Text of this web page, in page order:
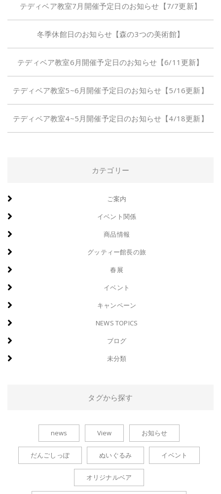
テディベア教室7月開催予定日のお知らせ【7/7更新】
冬季休館日のお知らせ【森の3つの美術館】
テディベア教室6月開催予定日のお知らせ【6/11更新】
テディベア教室5~6月開催予定日のお知らせ【5/16更新】
テディベア教室4~5月開催予定日のお知らせ【4/18更新】
カテゴリー
ご案内
イベント関係
商品情報
グッティー館長の旅
春展
イベント
キャンペーン
NEWS TOPICS
ブログ
未分類
タグから探す
news View お知らせ
だんごしっぽ ぬいぐるみ イベント
オリジナルベア